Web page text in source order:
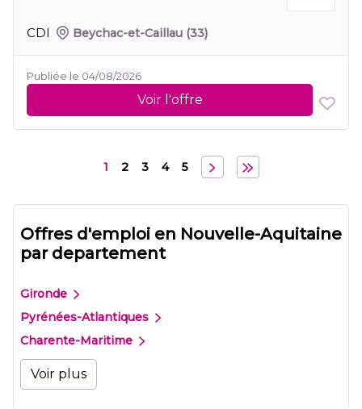
CDI Beychac-et-Caillau (33)
Publiée le 04/08/2026
Voir l'offre
1 2 3 4 5
Offres d'emploi en Nouvelle-Aquitaine
par departement
Gironde
Pyrénées-Atlantiques
Charente-Maritime
Voir plus